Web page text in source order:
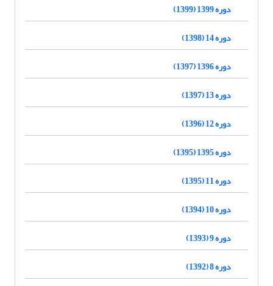
دوره 1399 (1399)
دوره 14 (1398)
دوره 1396 (1397)
دوره 13 (1397)
دوره 12 (1396)
دوره 1395 (1395)
دوره 11 (1395)
دوره 10 (1394)
دوره 9 (1393)
دوره 8 (1392)